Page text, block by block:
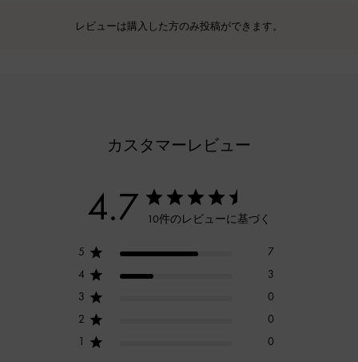
レビューは購入した方のみ投稿ができます。
カスタマーレビュー
4.7 10件のレビューに基づく
5
7
4
3
3
0
2
0
1
0